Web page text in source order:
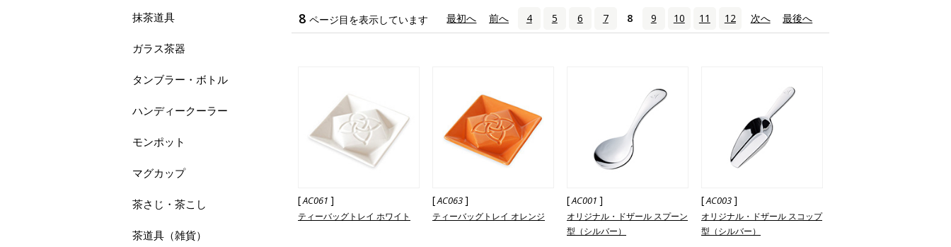
8 ページ目を表示しています 最初へ 前へ 4 5 6 7 8 9 10 11 12 次へ 最後へ
[AC061 ]
ティーバッグトレイ ホワイト
[AC063]
ティーバッグトレイ オレンジ
[AC001 ]
オリジナル・ドザール スプーン
型（シルバー）
[AC003]
オリジナル・ドザール スコップ
型（シルバー）
抹茶道具
ガラス茶器
タンブラー・ボトル
ハンディークーラー
モンポット
マグカップ
茶さじ・茶こし
茶道具（雑貨）